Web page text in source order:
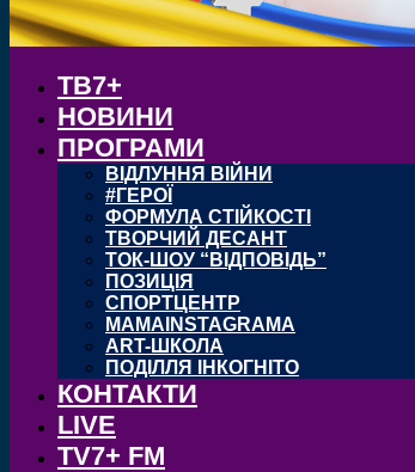
ТВ7+
НОВИНИ
ПРОГРАМИ
ВІДЛУННЯ ВІЙНИ
#ГЕРОЇ
ФОРМУЛА СТІЙКОСТІ
ТВОРЧИЙ ДЕСАНТ
ТОК-ШОУ “ВІДПОВІДЬ”
ПОЗИЦІЯ
СПОРТЦЕНТР
MAMAINSTAGRAMA
ART-ШКОЛА
ПОДІЛЛЯ ІНКОГНІТО
КОНТАКТИ
LIVE
TV7+ FM